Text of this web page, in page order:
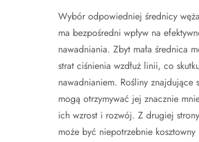
Wybór odpowiedniej średnicy
ma bezpośredni wpływ na
nawadniania. Zbyt mała średnica
strat ciśnienia wzdłuż linii, co
nawadnianiem. Rośliny znajdujące
mogą otrzymywać jej znacznie
ich wzrost i rozwój. Z drugiej
może być niepotrzebnie